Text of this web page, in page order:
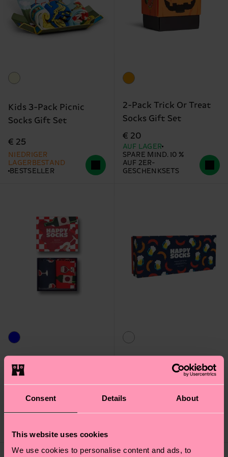
Consent Details About
This website uses cookies
We use cookies to personalise content and ads, to
Kids 3-Pack Picnic
Socks Gift Set
€ 25
NIEDRIGER
LAGERBESTAND
BESTSELLER
2-Pack Trick Or Treat
Socks Gift Set
€ 20
AUF LAGER
SPARE MIND. 10 %
AUF 2ER-
GESCHENKSETS
2-Pack Wine Socks Gift
Set
€ 20
SPARE MIND. 10 %
GESCHENKSETS
4-Pack Food Socks Gift
€ 38
SPARE MIND. 20 %